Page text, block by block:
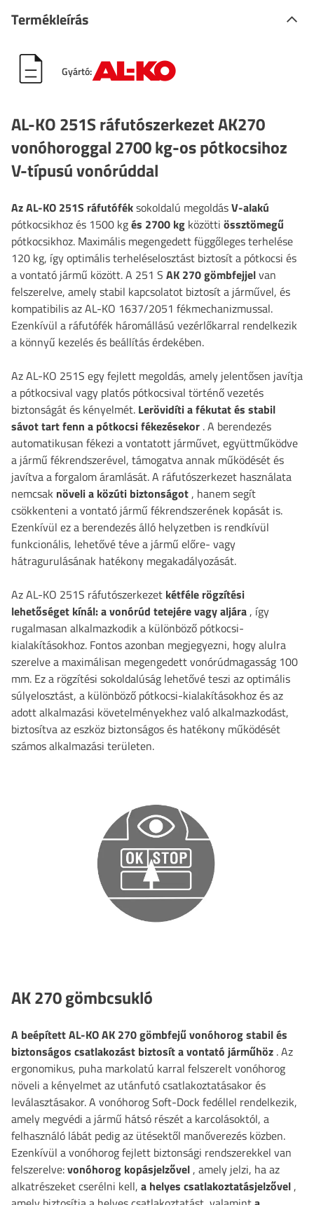
Termékleírás
Gyártó:
AL-KO 251S ráfutószerkezet AK270
vonóhoroggal 2700 kg-os pótkocsihoz
V-típusú vonórúddal
Az AL-KO 251S ráfutóféksokoldalú megoldásV-alakú
pótkocsikhoz és 1500 kgés 2700 kg közötti össztömegű
pótkocsikhoz. Maximális megengedett függőleges terhelése
120 kg, így optimális terheléselosztást biztosít a pótkocsi és
a vontató jármű között. A 251 S AK 270 gömbfejjelvan
felszerelve, amely stabil kapcsolatot biztosít a járművel, és
kompatibilis az AL-KO 1637/2051 fékmechanizmussal.
Ezenkívül a ráfutófék háromállású vezérlőkarral rendelkezik
a könnyű kezelés és beállítás érdekében.
Az AL-KO 251S egy fejlett megoldás, amely jelentősen javítja
a pótkocsival vagy platós pótkocsival történő vezetés
biztonságát és kényelmét. Lerövidíti a fékutat és stabil
sávot tart fenn a pótkocsi fékezésekor . A berendezés
automatikusan fékezi a vontatott járművet, együttműködve
a jármű fékrendszerével, támogatva annak működését és
javítva a forgalom áramlását. A ráfutószerkezet használata
nemcsak növeli a közúti biztonságot, hanem segít
csökkenteni a vontató jármű fékrendszerének kopását is.
Ezenkívül ez a berendezés álló helyzetben is rendkívül
funkcionális, lehetővé téve a jármű előre- vagy
hátragurulásának hatékony megakadályozását.
Az AL-KO 251S ráfutószerkezet kétféle rögzítési
lehetőséget kínál: a vonórúd tetejére vagy aljára, így
rugalmasan alkalmazkodik a különböző pótkocsi-
kialakításokhoz. Fontos azonban megjegyezni, hogy alulra
szerelve a maximálisan megengedett vonórúdmagasság 100
mm. Ez a rögzítési sokoldalúság lehetővé teszi az optimális
súlyelosztást, a különböző pótkocsi-kialakításokhoz és az
adott alkalmazási követelményekhez való alkalmazkodást,
biztosítva az eszköz biztonságos és hatékony működését
számos alkalmazási területen.
AK 270 gömbcsukló
A beépített AL-KO AK 270 gömbfejű vonóhorogstabil és
biztonságos csatlakozást biztosít a vontató járműhöz . Az
ergonomikus, puha markolatú karral felszerelt vonóhorog
növeli a kényelmet az utánfutó csatlakoztatásakor és
leválasztásakor. A vonóhorog Soft-Dock fedéllel rendelkezik,
amely megvédi a jármű hátsó részét a karcolásoktól, a
felhasználó lábát pedig az ütésektől manőverezés közben.
Ezenkívül a vonóhorog fejlett biztonsági rendszerekkel van
felszerelve:vonóhorog kopásjelzővel, amely jelzi, ha az
alkatrészeket cserélni kell, a helyes csatlakoztatásjelzővel,